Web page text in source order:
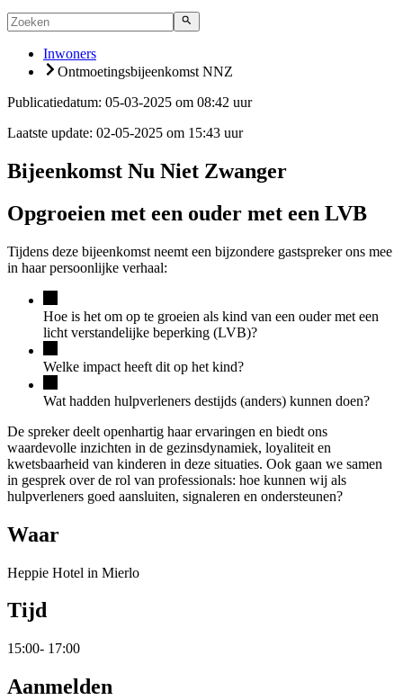
Inwoners
Ontmoetingsbijeenkomst NNZ
Publicatiedatum: 05-03-2025 om 08:42 uur
Laatste update: 02-05-2025 om 15:43 uur
Bijeenkomst Nu Niet Zwanger
Opgroeien met een ouder met een LVB
Tijdens deze bijeenkomst neemt een bijzondere gastspreker ons mee
in haar persoonlijke verhaal:
Hoe is het om op te groeien als kind van een ouder met een
licht verstandelijke beperking (LVB)?
Welke impact heeft dit op het kind?
Wat hadden hulpverleners destijds (anders) kunnen doen?
De spreker deelt openhartig haar ervaringen en biedt ons
waardevolle inzichten in de gezinsdynamiek, loyaliteit en
kwetsbaarheid van kinderen in deze situaties. Ook gaan we samen
in gesprek over de rol van professionals: hoe kunnen wij als
hulpverleners goed aansluiten, signaleren en ondersteunen?
Waar
Heppie Hotel in Mierlo
Tijd
15:00- 17:00
Aanmelden